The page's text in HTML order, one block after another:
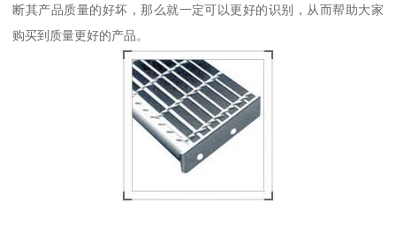
断其产品质量的好坏，那么就一定可以更好的识别，从而帮助大家
购买到质量更好的产品。